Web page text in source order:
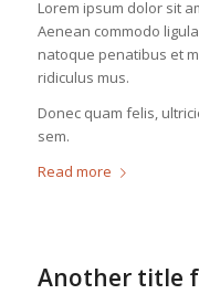
Lorem ipsum dolor sit
Aenean commodo
natoque penatibus et
ridiculus mus.
Donec quam felis,
sem.
Read more
Another title